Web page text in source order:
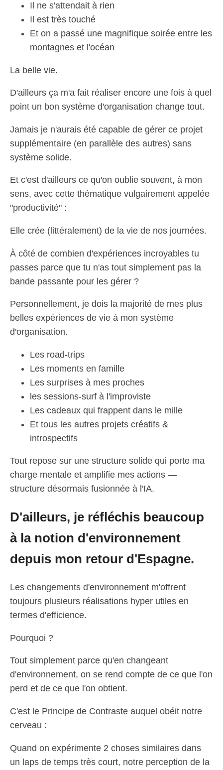
Il ne s'attendait à rien
Il est très touché
Et on a passé une magnifique soirée entre les
montagnes et l'océan
La belle vie.
D'ailleurs ça m'a fait réaliser encore une fois à quel
point un bon système d'organisation change tout.
Jamais je n'aurais été capable de gérer ce projet
supplémentaire (en parallèle des autres) sans
système solide.
Et c'est d'ailleurs ce qu'on oublie souvent, à mon
sens, avec cette thématique vulgairement appelée
"productivité" :
Elle crée (littéralement) de la vie de nos journées.
À côté de combien d'expériences incroyables tu
passes parce que tu n'as tout simplement pas la
bande passante pour les gérer ?
Personnellement, je dois la majorité de mes plus
belles expériences de vie à mon système
d'organisation.
Les road-trips
Les moments en famille
Les surprises à mes proches
les sessions-surf à l'improviste
Les cadeaux qui frappent dans le mille
Et tous les autres projets créatifs &
introspectifs
Tout repose sur une structure solide qui porte ma
charge mentale et amplifie mes actions —
structure désormais fusionnée à l'IA.
D'ailleurs, je réfléchis beaucoup
à la notion d'environnement
depuis mon retour d'Espagne.
Les changements d'environnement m'offrent
toujours plusieurs réalisations hyper utiles en
termes d'efficience.
Pourquoi ?
Tout simplement parce qu'en changeant
d'environnement, on se rend compte de ce que l'on
perd et de ce que l'on obtient.
C'est le Principe de Contraste auquel obéit notre
cerveau :
Quand on expérimente 2 choses similaires dans
un laps de temps très court, notre perception de la